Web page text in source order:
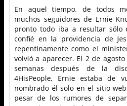
En aquel tiempo, de todos
muchos seguidores de Ernie
pronto todo iba a resultar sólo
confié en la providencia de
repentinamente como el
volvió a aparecer. El 2 de
semanas después de la
4HisPeople, Ernie estaba de
nombrado él solo en el sitio
pesar de los rumores de